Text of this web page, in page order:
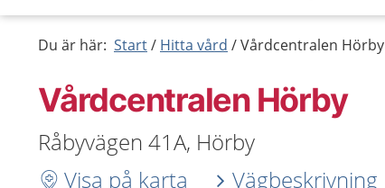
Du är här: Start Hitta vård Vårdcentralen Hörby
Vårdcentralen Hörby
Råbyvägen 41A, Hörby
Visa på karta
Vägbeskrivning